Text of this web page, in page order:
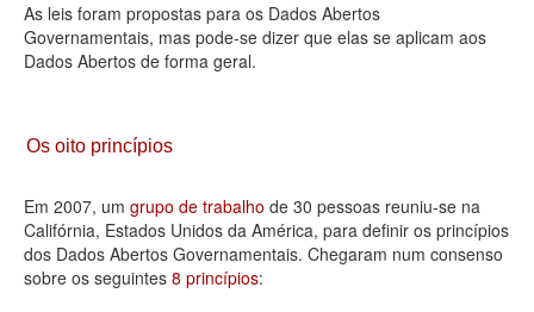
As leis foram propostas para os Dados Abertos
Governamentais, mas pode-se dizer que elas se aplicam aos
Dados Abertos de forma geral.
Os oito princípios
Em 2007, um grupo de trabalho de 30 pessoas reuniu-se na
Califórnia, Estados Unidos da América, para definir os princípios
dos Dados Abertos Governamentais. Chegaram num consenso
sobre os seguintes 8 princípios: